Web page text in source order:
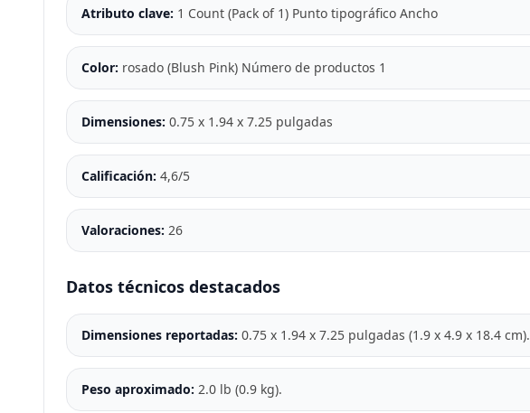
Atributo clave: 1 Count (Pack of 1) Punto tipográfico Ancho
Color: rosado (Blush Pink) Número de productos 1
Dimensiones: 0.75 x 1.94 x 7.25 pulgadas
Calificación: 4,6/5
Valoraciones: 26
Datos técnicos destacados
Dimensiones reportadas: 0.75 x 1.94 x 7.25 pulgadas (1.9 x 4.9 x 18.4 cm).
Peso aproximado: 2.0 lb (0.9 kg).